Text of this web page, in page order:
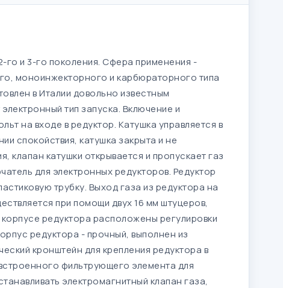
го и 3-го поколения. Сфера применения -
моноинжекторного и карбюраторного типа
в Италии довольно известным
тип запуска. Включение и
на входе в редуктор. Катушка управляется в
спокойствия, катушка закрыта и не
клапан катушки открывается и пропускает газ
для электронных редукторов. Редуктор
трубку. Выход газа из редуктора на
при помощи двух 16 мм штуцеров,
редуктора расположены регулировки
редуктора - прочный, выполнен из
кронштейн для крепления редуктора в
фильтрующего элемента для
электромагнитный клапан газа,